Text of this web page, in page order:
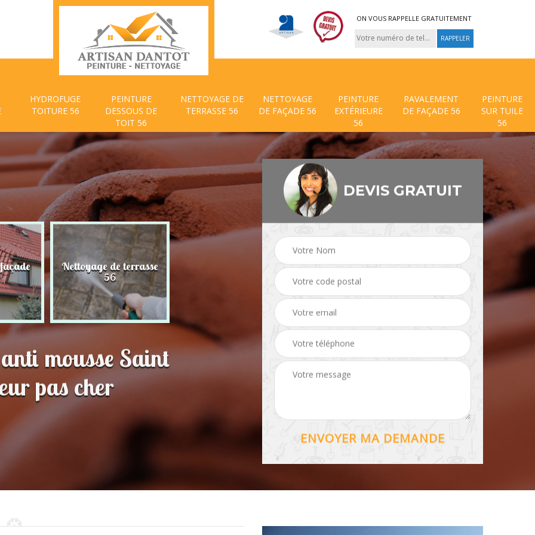
ON VOUS RAPPELLE GRATUITEMENT
HYDROFUGE
TOITURE 56
PEINTURE
DESSOUS DE
TOIT 56
NETTOYAGE DE
TERRASSE 56
NETTOYAGE
DE FAÇADE 56
PEINTURE
EXTÉRIEURE
56
RAVALEMENT
DE FAÇADE 56
PEINTURE
SUR TUILE
56
Nettoyage de terrasse
56 Hydrofuge toiture 56 Traitement anti
mousse Saint
pas cher
DEVIS GRATUIT